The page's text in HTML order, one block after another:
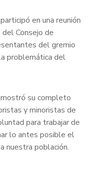
en una reunión
Consejo de
del gremio
problemática del
su completo
y minoristas de
para trabajar de
lo antes posible el
nuestra población.